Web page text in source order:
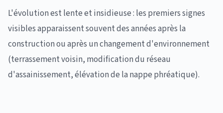
L'évolution est lente et insidieuse : les premiers signes
visibles apparaissent souvent des années après la
construction ou après un changement d'environnement
(terrassement voisin, modification du réseau
d'assainissement, élévation de la nappe phréatique).